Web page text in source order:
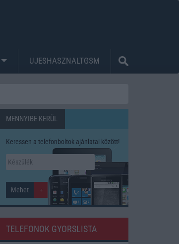
UJESHASZNALTGSM
MENNYIBE KERÜL
Keressen a telefonboltok ajánlatai között!
TELEFONOK GYORSLISTA